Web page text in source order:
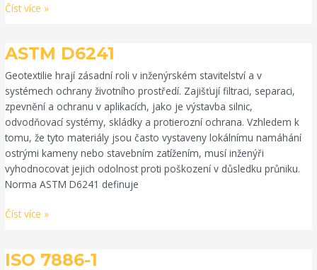
Číst více »
ASTM D6241
Geotextilie hrají zásadní roli v inženýrském stavitelství a v
systémech ochrany životního prostředí. Zajišťují filtraci, separaci,
zpevnění a ochranu v aplikacích, jako je výstavba silnic,
odvodňovací systémy, skládky a protierozní ochrana. Vzhledem k
tomu, že tyto materiály jsou často vystaveny lokálnímu namáhání
ostrými kameny nebo stavebním zatížením, musí inženýři
vyhodnocovat jejich odolnost proti poškození v důsledku průniku.
Norma ASTM D6241 definuje
ASTM
Číst více »
ISO 7886-1
ISO